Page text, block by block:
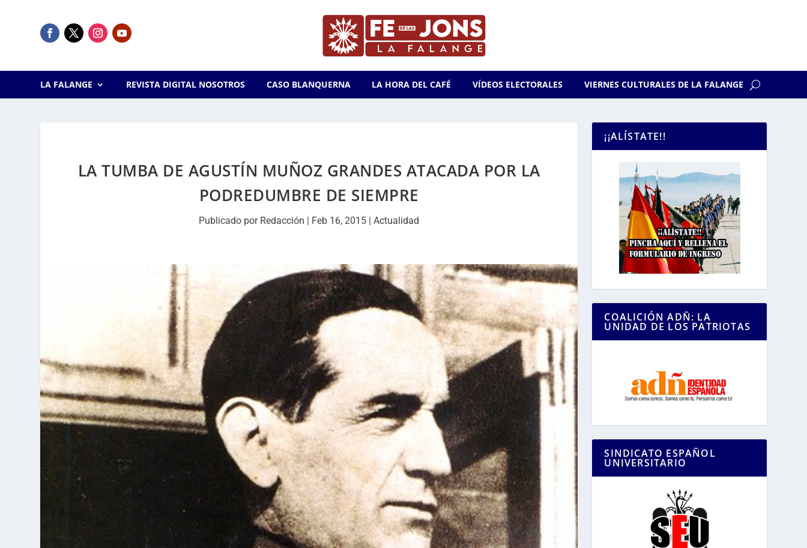
LA FALANGE REVISTA DIGITAL NOSOTROS CASO BLANQUERNA LA HORA DEL CAFÉ VÍDEOS ELECTORALES VIERNES CULTURALES DE LA FALANGE
LA TUMBA DE AGUSTÍN MUÑOZ GRANDES ATACADA POR LA
PODREDUMBRE DE SIEMPRE
Publicado por Redacción | Feb 16, 2015 |Actualidad
¡¡ALÍSTATE!!
COALICIÓN ADÑ: LA
UNIDAD DE LOS PATRIOTAS
SINDICATO ESPAÑOL
UNIVERSITARIO